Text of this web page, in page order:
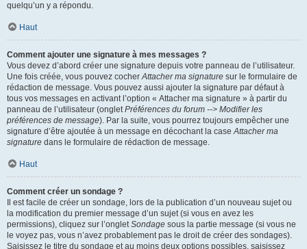
quelqu’un y a répondu.
Haut
Comment ajouter une signature à mes messages ?
Vous devez d’abord créer une signature depuis votre panneau de l’utilisateur.
Une fois créée, vous pouvez cocherAttacher ma signature sur le formulaire de
rédaction de message. Vous pouvez aussi ajouter la signature par défaut à
tous vos messages en activant l’option « Attacher ma signature » à partir du
panneau de l’utilisateur (ongletPréférences du forum --> Modifier les
préférences de message). Par la suite, vous pourrez toujours empêcher une
signature d’être ajoutée à un message en décochant la caseAttacher ma
signature dans le formulaire de rédaction de message.
Haut
Comment créer un sondage ?
Il est facile de créer un sondage, lors de la publication d’un nouveau sujet ou
la modification du premier message d’un sujet (si vous en avez les
permissions), cliquez sur l’ongletSondage sous la partie message (si vous ne
le voyez pas, vous n’avez probablement pas le droit de créer des sondages).
Saisissez le titre du sondage et au moins deux options possibles, saisissez